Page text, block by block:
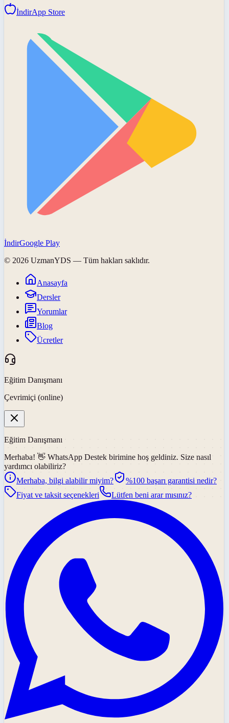
İndirApp Store
İndirGoogle Play
© 2026 UzmanYDS — Tüm hakları saklıdır.
Anasayfa
Dersler
Yorumlar
Blog
Ücretler
Eğitim Danışmanı
Çevrimiçi (online)
Eğitim Danışmanı
Merhaba! 👋 WhatsApp Destek birimine hoş geldiniz. Size nasıl
yardımcı olabiliriz?
Merhaba, bilgi alabilir miyim?
%100 başarı garantisi nedir?
Fiyat ve taksit seçenekleri
Lütfen beni arar mısınız?